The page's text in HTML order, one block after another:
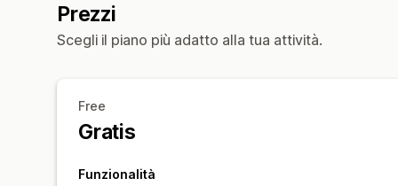
Prezzi
Scegli il piano più adatto alla tua attività.
Free
Gratis
Funzionalità